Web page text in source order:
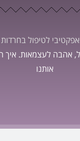
לטיפול
אהבה לעצמאות. איך
אותנו